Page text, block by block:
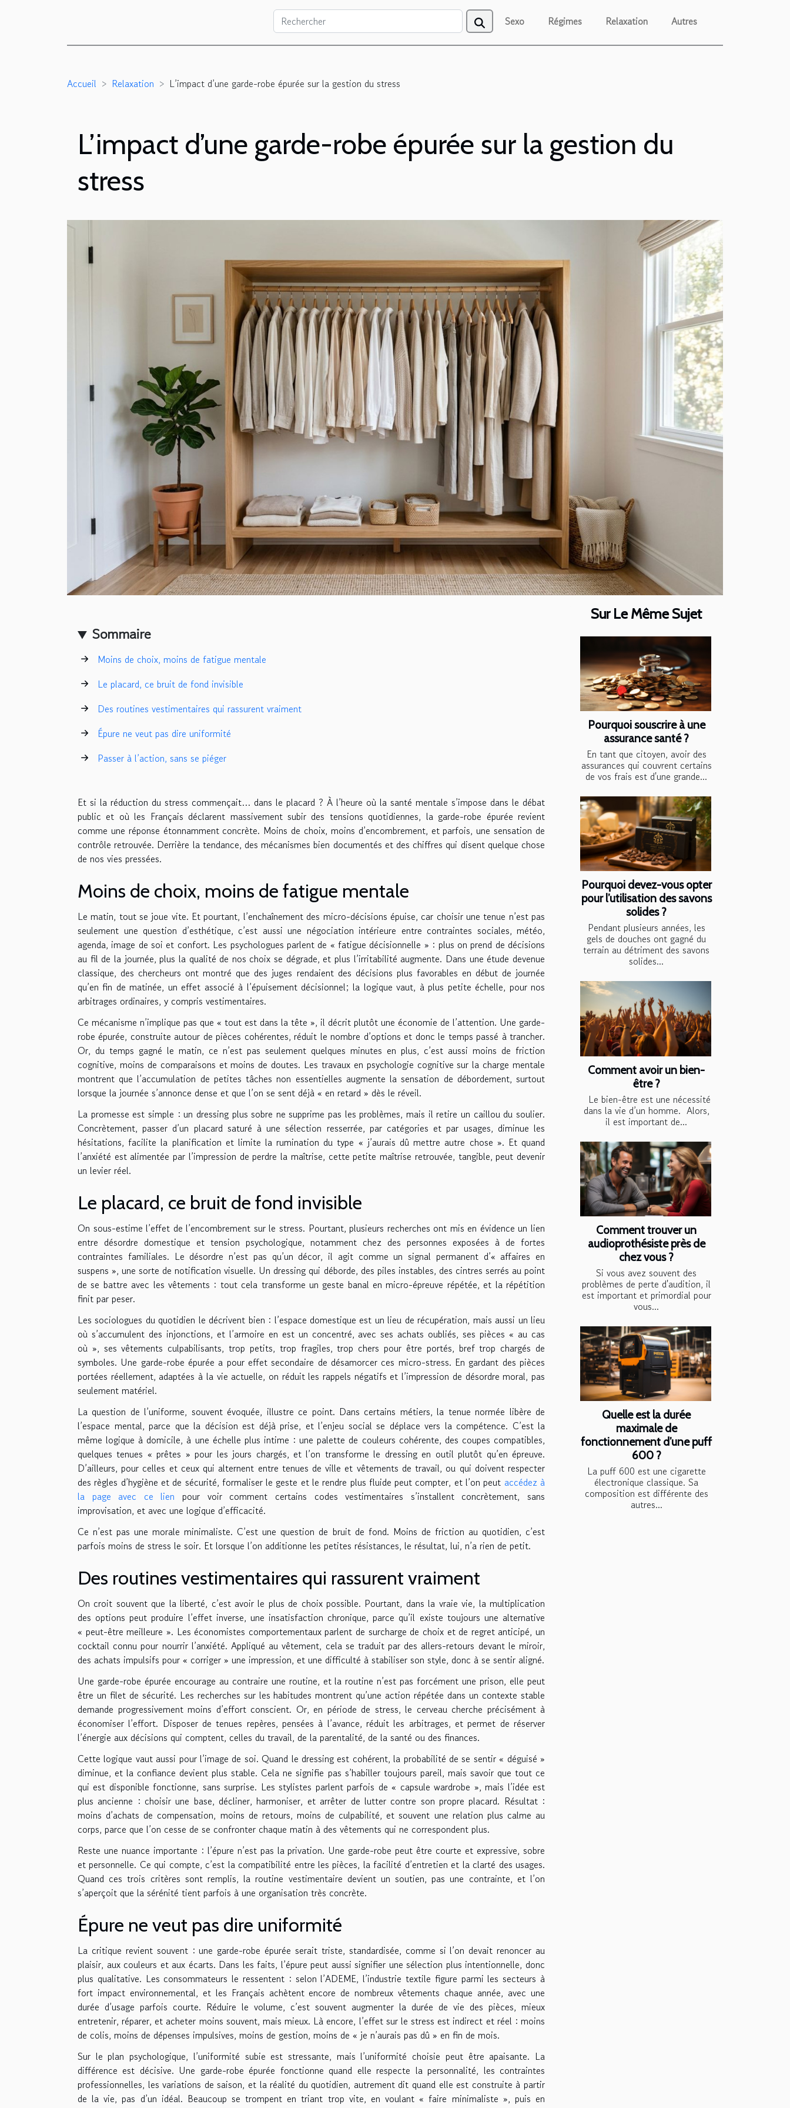
Sexo Régimes Relaxation Autres
Accueil Relaxation L’impact d’une garde-robe épurée sur la gestion du stress
L’impact d’une garde-robe épurée sur la gestion du
stress
Sommaire
Moins de choix, moins de fatigue mentale
Le placard, ce bruit de fond invisible
Des routines vestimentaires qui rassurent vraiment
Épure ne veut pas dire uniformité
Passer à l’action, sans se piéger
Et si la réduction du stress commençait… dans le placard ? À l’heure où la santé mentale s’impose dans le débat
public et où les Français déclarent massivement subir des tensions quotidiennes, la garde-robe épurée revient
comme une réponse étonnamment concrète. Moins de choix, moins d’encombrement, et parfois, une sensation de
contrôle retrouvée. Derrière la tendance, des mécanismes bien documentés et des chiffres qui disent quelque chose
de nos vies pressées.
Moins de choix, moins de fatigue mentale
Le matin, tout se joue vite. Et pourtant, l’enchaînement des micro-décisions épuise, car choisir une tenue n’est pas
seulement une question d’esthétique, c’est aussi une négociation intérieure entre contraintes sociales, météo,
agenda, image de soi et confort. Les psychologues parlent de « fatigue décisionnelle » : plus on prend de décisions
au fil de la journée, plus la qualité de nos choix se dégrade, et plus l’irritabilité augmente. Dans une étude devenue
classique, des chercheurs ont montré que des juges rendaient des décisions plus favorables en début de journée
qu’en fin de matinée, un effet associé à l’épuisement décisionnel; la logique vaut, à plus petite échelle, pour nos
arbitrages ordinaires, y compris vestimentaires.
Ce mécanisme n’implique pas que « tout est dans la tête », il décrit plutôt une économie de l’attention. Une garde-
robe épurée, construite autour de pièces cohérentes, réduit le nombre d’options et donc le temps passé à trancher.
Or, du temps gagné le matin, ce n’est pas seulement quelques minutes en plus, c’est aussi moins de friction
cognitive, moins de comparaisons et moins de doutes. Les travaux en psychologie cognitive sur la charge mentale
montrent que l’accumulation de petites tâches non essentielles augmente la sensation de débordement, surtout
lorsque la journée s’annonce dense et que l’on se sent déjà « en retard » dès le réveil.
La promesse est simple : un dressing plus sobre ne supprime pas les problèmes, mais il retire un caillou du soulier.
Concrètement, passer d’un placard saturé à une sélection resserrée, par catégories et par usages, diminue les
hésitations, facilite la planification et limite la rumination du type « j’aurais dû mettre autre chose ». Et quand
l’anxiété est alimentée par l’impression de perdre la maîtrise, cette petite maîtrise retrouvée, tangible, peut devenir
un levier réel.
Le placard, ce bruit de fond invisible
On sous-estime l’effet de l’encombrement sur le stress. Pourtant, plusieurs recherches ont mis en évidence un lien
entre désordre domestique et tension psychologique, notamment chez des personnes exposées à de fortes
contraintes familiales. Le désordre n’est pas qu’un décor, il agit comme un signal permanent d’« affaires en
suspens », une sorte de notification visuelle. Un dressing qui déborde, des piles instables, des cintres serrés au point
de se battre avec les vêtements : tout cela transforme un geste banal en micro-épreuve répétée, et la répétition
finit par peser.
Les sociologues du quotidien le décrivent bien : l’espace domestique est un lieu de récupération, mais aussi un lieu
où s’accumulent des injonctions, et l’armoire en est un concentré, avec ses achats oubliés, ses pièces « au cas
où », ses vêtements culpabilisants, trop petits, trop fragiles, trop chers pour être portés, bref trop chargés de
symboles. Une garde-robe épurée a pour effet secondaire de désamorcer ces micro-stress. En gardant des pièces
portées réellement, adaptées à la vie actuelle, on réduit les rappels négatifs et l’impression de désordre moral, pas
seulement matériel.
La question de l’uniforme, souvent évoquée, illustre ce point. Dans certains métiers, la tenue normée libère de
l’espace mental, parce que la décision est déjà prise, et l’enjeu social se déplace vers la compétence. C’est la
même logique à domicile, à une échelle plus intime : une palette de couleurs cohérente, des coupes compatibles,
quelques tenues « prêtes » pour les jours chargés, et l’on transforme le dressing en outil plutôt qu’en épreuve.
D’ailleurs, pour celles et ceux qui alternent entre tenues de ville et vêtements de travail, ou qui doivent respecter
des règles d’hygiène et de sécurité, formaliser le geste et le rendre plus fluide peut compter, et l’on peut accédez à
la page avec ce lien pour voir comment certains codes vestimentaires s’installent concrètement, sans
improvisation, et avec une logique d’efficacité.
Ce n’est pas une morale minimaliste. C’est une question de bruit de fond. Moins de friction au quotidien, c’est
parfois moins de stress le soir. Et lorsque l’on additionne les petites résistances, le résultat, lui, n’a rien de petit.
Des routines vestimentaires qui rassurent vraiment
On croit souvent que la liberté, c’est avoir le plus de choix possible. Pourtant, dans la vraie vie, la multiplication
des options peut produire l’effet inverse, une insatisfaction chronique, parce qu’il existe toujours une alternative
« peut-être meilleure ». Les économistes comportementaux parlent de surcharge de choix et de regret anticipé, un
cocktail connu pour nourrir l’anxiété. Appliqué au vêtement, cela se traduit par des allers-retours devant le miroir,
des achats impulsifs pour « corriger » une impression, et une difficulté à stabiliser son style, donc à se sentir aligné.
Une garde-robe épurée encourage au contraire une routine, et la routine n’est pas forcément une prison, elle peut
être un filet de sécurité. Les recherches sur les habitudes montrent qu’une action répétée dans un contexte stable
demande progressivement moins d’effort conscient. Or, en période de stress, le cerveau cherche précisément à
économiser l’effort. Disposer de tenues repères, pensées à l’avance, réduit les arbitrages, et permet de réserver
l’énergie aux décisions qui comptent, celles du travail, de la parentalité, de la santé ou des finances.
Cette logique vaut aussi pour l’image de soi. Quand le dressing est cohérent, la probabilité de se sentir « déguisé »
diminue, et la confiance devient plus stable. Cela ne signifie pas s’habiller toujours pareil, mais savoir que tout ce
qui est disponible fonctionne, sans surprise. Les stylistes parlent parfois de « capsule wardrobe », mais l’idée est
plus ancienne : choisir une base, décliner, harmoniser, et arrêter de lutter contre son propre placard. Résultat :
moins d’achats de compensation, moins de retours, moins de culpabilité, et souvent une relation plus calme au
corps, parce que l’on cesse de se confronter chaque matin à des vêtements qui ne correspondent plus.
Reste une nuance importante : l’épure n’est pas la privation. Une garde-robe peut être courte et expressive, sobre
et personnelle. Ce qui compte, c’est la compatibilité entre les pièces, la facilité d’entretien et la clarté des usages.
Quand ces trois critères sont remplis, la routine vestimentaire devient un soutien, pas une contrainte, et l’on
s’aperçoit que la sérénité tient parfois à une organisation très concrète.
Épure ne veut pas dire uniformité
La critique revient souvent : une garde-robe épurée serait triste, standardisée, comme si l’on devait renoncer au
plaisir, aux couleurs et aux écarts. Dans les faits, l’épure peut aussi signifier une sélection plus intentionnelle, donc
plus qualitative. Les consommateurs le ressentent : selon l’ADEME, l’industrie textile figure parmi les secteurs à
fort impact environnemental, et les Français achètent encore de nombreux vêtements chaque année, avec une
durée d’usage parfois courte. Réduire le volume, c’est souvent augmenter la durée de vie des pièces, mieux
entretenir, réparer, et acheter moins souvent, mais mieux. Là encore, l’effet sur le stress est indirect et réel : moins
de colis, moins de dépenses impulsives, moins de gestion, moins de « je n’aurais pas dû » en fin de mois.
Sur le plan psychologique, l’uniformité subie est stressante, mais l’uniformité choisie peut être apaisante. La
différence est décisive. Une garde-robe épurée fonctionne quand elle respecte la personnalité, les contraintes
professionnelles, les variations de saison, et la réalité du quotidien, autrement dit quand elle est construite à partir
de la vie, pas d’un idéal. Beaucoup se trompent en triant trop vite, en voulant « faire minimaliste », puis en
Sur Le Même Sujet
Pourquoi souscrire à une
assurance santé ?
En tant que citoyen, avoir des
assurances qui couvrent certains
de vos frais est d'une grande...
Pourquoi devez-vous opter
pour l’utilisation des savons
solides ?
Pendant plusieurs années, les
gels de douches ont gagné du
terrain au détriment des savons
solides...
Comment avoir un bien-
être ?
Le bien-être est une nécessité
dans la vie d’un homme. Alors,
il est important de...
Comment trouver un
audioprothésiste près de
chez vous ?
Si vous avez souvent des
problèmes de perte d'audition, il
est important et primordial pour
vous...
Quelle est la durée
maximale de
fonctionnement d’une puff
600 ?
La puff 600 est une cigarette
électronique classique. Sa
composition est différente des
autres...